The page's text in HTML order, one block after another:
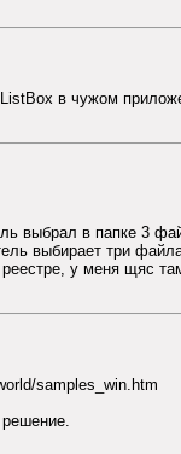
в чужом
выбрал в папке 3
выбирает три
реестре, у меня щяс
samples_win.htm